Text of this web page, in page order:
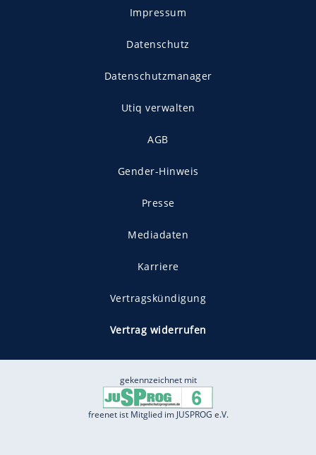
Impressum
Datenschutz
Datenschutzmanager
Utiq verwalten
AGB
Gender-Hinweis
Presse
Mediadaten
Karriere
Vertragskündigung
Vertrag widerrufen
gekennzeichnet mit
freenet ist Mitglied im JUSPROG e.V.